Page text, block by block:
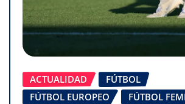
ACTUALIDAD
FÚTBOL
FÚTBOL EUROPEO
FÚTBOL